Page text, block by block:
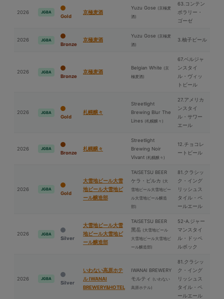
2026 JGBA
Gold
京極⻨酒
Yuzu Gose (京極⻨
酒)
63.コンテン
ポラリー・
ゴーゼ
2026 JGBA
Bronze
京極⻨酒
Yuzu Gose (京極⻨
酒)
3.柚子ビール
2026 JGBA
Bronze
京極⻨酒
Belgian White (京
極⻨酒)
67.ベルジャ
ンスタイ
ル・ヴィッ
トビール
2026 JGBA
Gold
札幌醸々
Streetlight
Brewing Blur The
Lines (札幌醸々)
27.アメリカ
ンスタイ
ル・サワー
エール
2026 JGBA
Bronze
札幌醸々
Streetlight
Brewing Noir
Vivant (札幌醸々)
12.チョコレ
ートビール
2026 JGBA
Gold
⼤雪地ビール⼤雪
地ビール⼤雪地ビ
ール醸造部
TAISETSU BEER
ケラ・ピルカ (⼤
雪地ビール⼤雪地ビー
ル⼤雪地ビール醸造
部)
81.クラシッ
ク・イング
リッシュス
タイル・ペ
ールエール
2026 JGBA
Silver
⼤雪地ビール⼤雪
地ビール⼤雪地ビ
ール醸造部
TAISETSU BEER
⿊岳 (⼤雪地ビール
⼤雪地ビール⼤雪地ビ
ール醸造部)
52-A.ジャー
マンスタイ
ル・ドッペ
ルボック
2026 JGBA
Silver
いわない高原ホテ
ル IWANAI
BREWERY&HOTEL
IWANAI BREWERY
モルティ (いわない
高原ホテル)
81.クラシッ
ク・イング
リッシュス
タイル・ペ
ールエール